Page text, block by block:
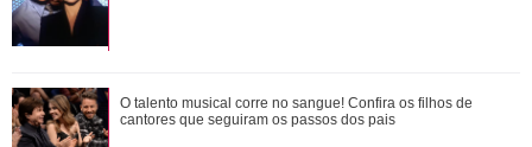
O talento musical corre no sangue! Confira os filhos de
cantores que seguiram os passos dos p...
O talento musical corre no sangue! Confira os filhos de
cantores que seguiram os passos dos pais